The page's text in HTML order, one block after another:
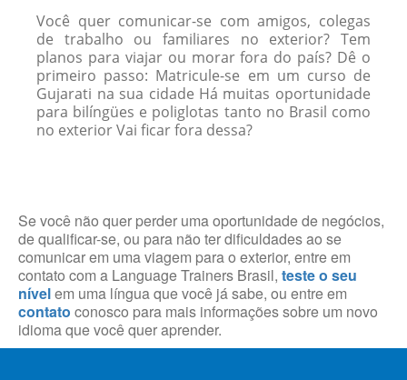
Você quer comunicar-se com amigos, colegas
de trabalho ou familiares no exterior? Tem
planos para viajar ou morar fora do país? Dê o
primeiro passo: Matricule-se em um curso de
Gujarati na sua cidade Há muitas oportunidade
para bilíngües e poliglotas tanto no Brasil como
no exterior Vai ficar fora dessa?
Se você não quer perder uma oportunidade de negócios,
de qualificar-se, ou para não ter dificuldades ao se
comunicar em uma viagem para o exterior, entre em
contato com a Language Trainers Brasil, teste o seu
nívelem uma língua que você já sabe, ou entre em
contato conosco para mais informações sobre um novo
idioma que você quer aprender.